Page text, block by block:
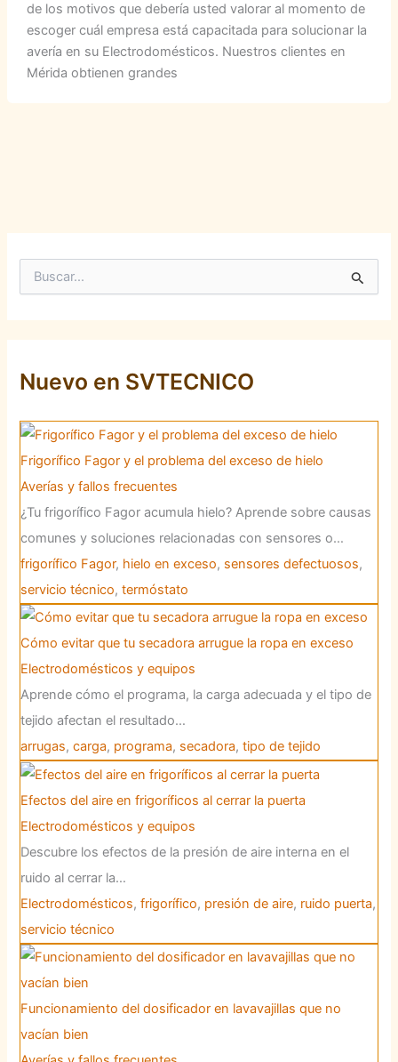
de los motivos que debería usted valorar al momento de
escoger cuál empresa está capacitada para solucionar la
avería en su Electrodomésticos. Nuestros clientes en
Mérida obtienen grandes
p
o
:
Nuevo en SVTECNICO
Frigorífico Fagor y el problema del exceso de hielo
Averías y fallos frecuentes
¿Tu frigorífico Fagor acumula hielo? Aprende sobre causas
comunes y soluciones relacionadas con sensores o…
frigorífico Fagor, hielo en exceso, sensores defectuosos,
servicio técnico,termóstato
Cómo evitar que tu secadora arrugue la ropa en exceso
Electrodomésticos y equipos
Aprende cómo el programa, la carga adecuada y el tipo de
tejido afectan el resultado…
arrugas,carga, programa, secadora,tipo de tejido
Efectos del aire en frigoríficos al cerrar la puerta
Electrodomésticos y equipos
Descubre los efectos de la presión de aire interna en el
ruido al cerrar la…
Electrodomésticos,frigorífico, presión de aire, ruido puerta,
servicio técnico
Funcionamiento del dosificador en lavavajillas que no
vacían bien